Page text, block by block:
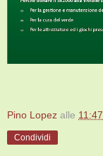
Pino Lopez alle 11:47
Condividi